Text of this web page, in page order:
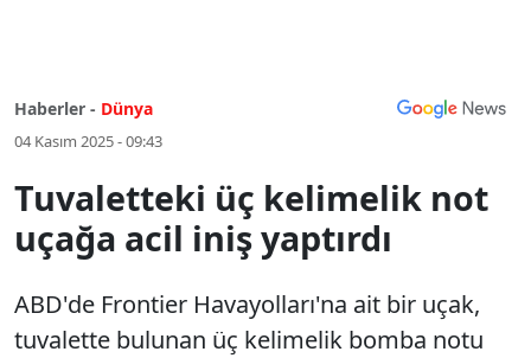
Haberler - Dünya
04 Kasım 2025 - 09:43
Tuvaletteki üç kelimelik not
uçağa acil iniş yaptırdı
ABD'de Frontier Havayolları'na ait bir uçak,
tuvalette bulunan üç kelimelik bomba notu